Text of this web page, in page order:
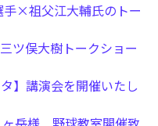
×祖父江大輔氏のトー
ツ俣大樹トークショー
】講演会を開催いたし